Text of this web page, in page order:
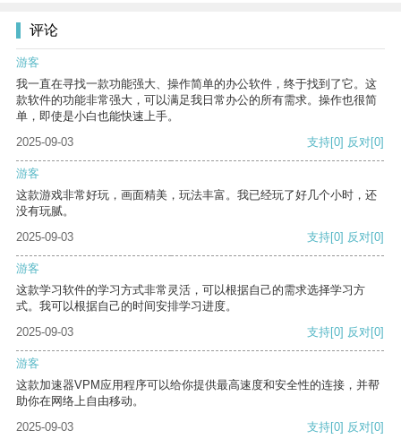
评论
游客
我一直在寻找一款功能强大、操作简单的办公软件，终于找到了它。这
款软件的功能非常强大，可以满足我日常办公的所有需求。操作也很简
单，即使是小白也能快速上手。
2025-09-03
支持[0] 反对[0]
游客
这款游戏非常好玩，画面精美，玩法丰富。我已经玩了好几个小时，还
没有玩腻。
2025-09-03
支持[0] 反对[0]
游客
这款学习软件的学习方式非常灵活，可以根据自己的需求选择学习方
式。我可以根据自己的时间安排学习进度。
2025-09-03
支持[0] 反对[0]
游客
这款加速器VPM应用程序可以给你提供最高速度和安全性的连接，并帮
助你在网络上自由移动。
2025-09-03
支持[0] 反对[0]